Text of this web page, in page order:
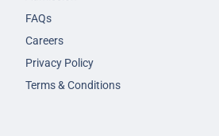
FAQs
Careers
Privacy Policy
Terms & Conditions